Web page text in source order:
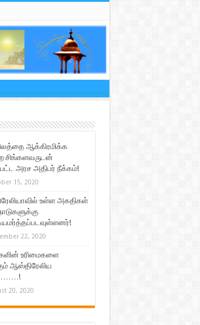
ஆக்கிரமிக்க
சிங்களவருடன்
அரச அதிபர் நீக்கம்!
15, 2020
உள்ள அகதிகள்
22, 2020
உரிமைகளை
ஆஸ்திரேலிய
20, 2020